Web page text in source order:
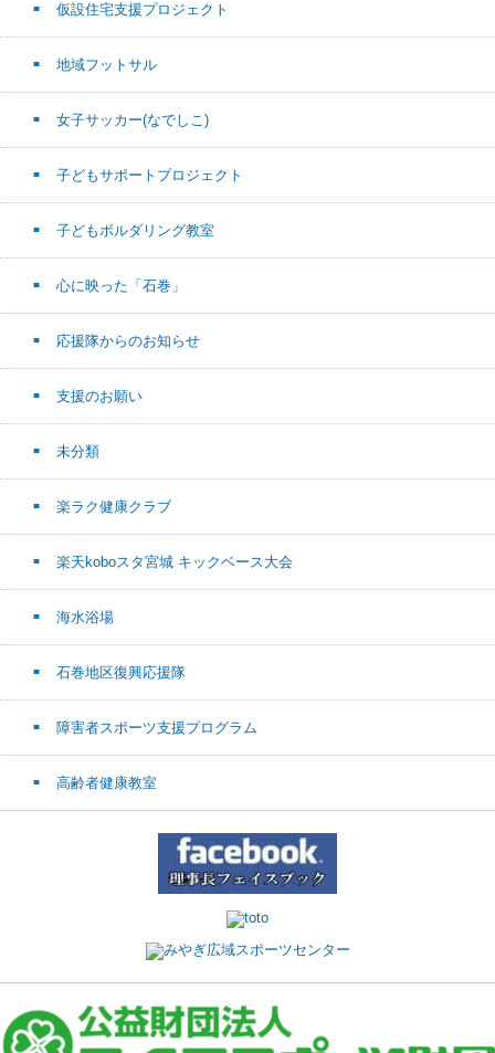
仮設住宅支援プロジェクト
地域フットサル
女子サッカー(なでしこ)
子どもサポートプロジェクト
子どもボルダリング教室
心に映った「石巻」
応援隊からのお知らせ
支援のお願い
未分類
楽ラク健康クラブ
楽天koboスタ宮城 キックベース大会
海水浴場
石巻地区復興応援隊
障害者スポーツ支援プログラム
高齢者健康教室